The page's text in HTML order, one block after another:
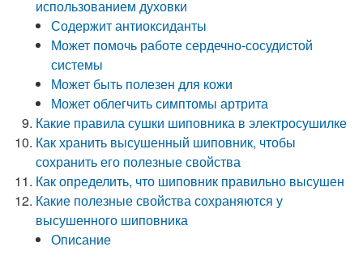
использованием духовки
Содержит антиоксиданты
Может помочь работе сердечно-сосудистой
системы
Может быть полезен для кожи
Может облегчить симптомы артрита
Какие правила сушки шиповника в электросушилке
Как хранить высушенный шиповник, чтобы
сохранить его полезные свойства
Как определить, что шиповник правильно высушен
Какие полезные свойства сохраняются у
высушенного шиповника
Описание